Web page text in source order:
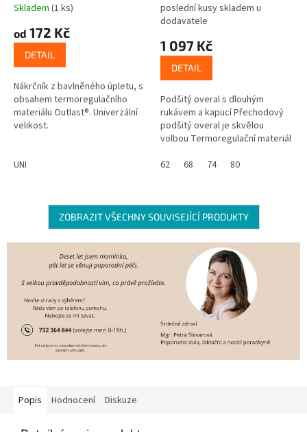
Skladem (1 ks)
od 172 Kč
DETAIL
Nákrčník z bavlněného úpletu, s
obsahem termoregulačního
materiálu Outlast®. Univerzální
velikost.
UNI
poslední kusy skladem u
dodavatele
1 097 Kč
DETAIL
Podšitý overal s dlouhým
rukávem a kapucí Přechodový
podšitý overal je skvělou
volbou Termoregulační materiál
citlivou pokožku Omezuje
62 68 74 80
ZOBRAZIT VŠECHNY SOUVISEJÍCÍ PRODUKTY
Popis Hodnocení Diskuze